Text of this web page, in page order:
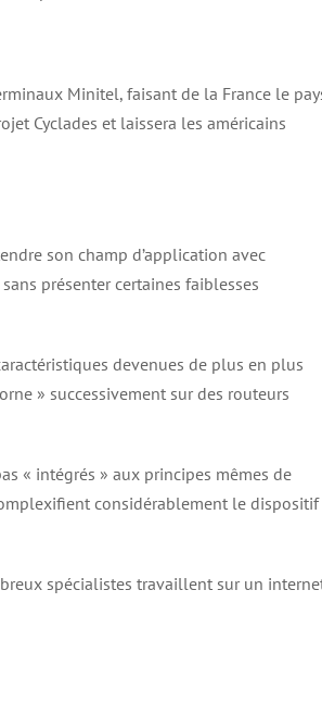
Minitel, faisant de la France le
Cyclades et laissera les américains
son champ d’application avec
sans présenter certaines faiblesses
devenues de plus en plus
» successivement sur des routeurs
« intégrés » aux principes mêmes de
considérablement le dispositif
spécialistes travaillent sur un